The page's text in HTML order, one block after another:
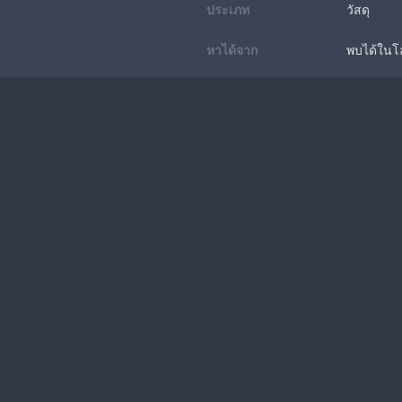
ประเภท วัสดุ
หาได้จาก พบได้ในโ